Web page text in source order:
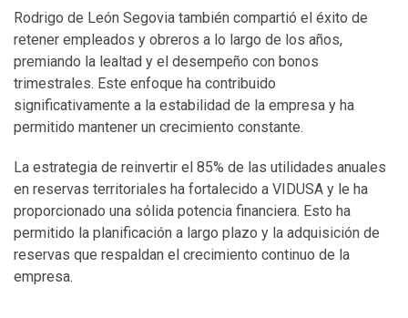
Rodrigo de León Segovia también compartió el éxito de
retener empleados y obreros a lo largo de los años,
premiando la lealtad y el desempeño con bonos
trimestrales. Este enfoque ha contribuido
significativamente a la estabilidad de la empresa y ha
permitido mantener un crecimiento constante.
La estrategia de reinvertir el 85% de las utilidades anuales
en reservas territoriales ha fortalecido a VIDUSA y le ha
proporcionado una sólida potencia financiera. Esto ha
permitido la planificación a largo plazo y la adquisición de
reservas que respaldan el crecimiento continuo de la
empresa.